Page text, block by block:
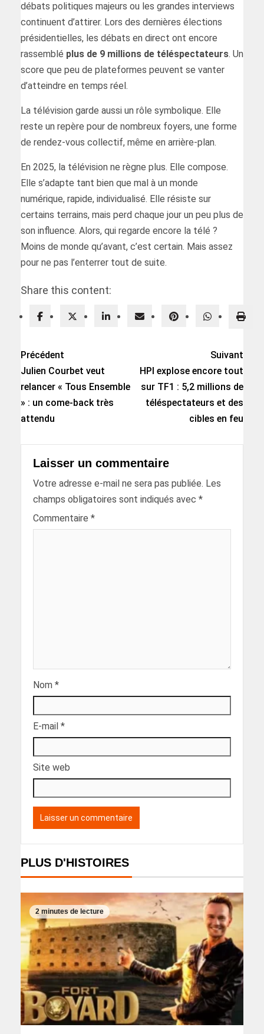
débats politiques majeurs ou les grandes interviews
continuent d’attirer. Lors des dernières élections
présidentielles, les débats en direct ont encore
rassemblé plus de 9 millions de téléspectateurs. Un
score que peu de plateformes peuvent se vanter
d’atteindre en temps réel.
La télévision garde aussi un rôle symbolique. Elle
reste un repère pour de nombreux foyers, une forme
de rendez-vous collectif, même en arrière-plan.
En 2025, la télévision ne règne plus. Elle compose.
Elle s’adapte tant bien que mal à un monde
numérique, rapide, individualisé. Elle résiste sur
certains terrains, mais perd chaque jour un peu plus de
son influence. Alors, qui regarde encore la télé ?
Moins de monde qu’avant, c’est certain. Mais assez
pour ne pas l’enterrer tout de suite.
Share this content:
Précédent
Julien Courbet veut
relancer « Tous Ensemble
» : un come-back très
attendu
Suivant
HPI explose encore tout
sur TF1 : 5,2 millions de
téléspectateurs et des
cibles en feu
Laisser un commentaire
Votre adresse e-mail ne sera pas publiée. Les
champs obligatoires sont indiqués avec *
Commentaire *
Nom *
E-mail *
Site web
PLUS D'HISTOIRES
2 minutes de lecture